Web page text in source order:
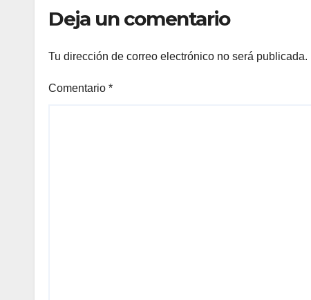
Deja un comentario
Tu dirección de correo electrónico no será publicada.
Comentario *